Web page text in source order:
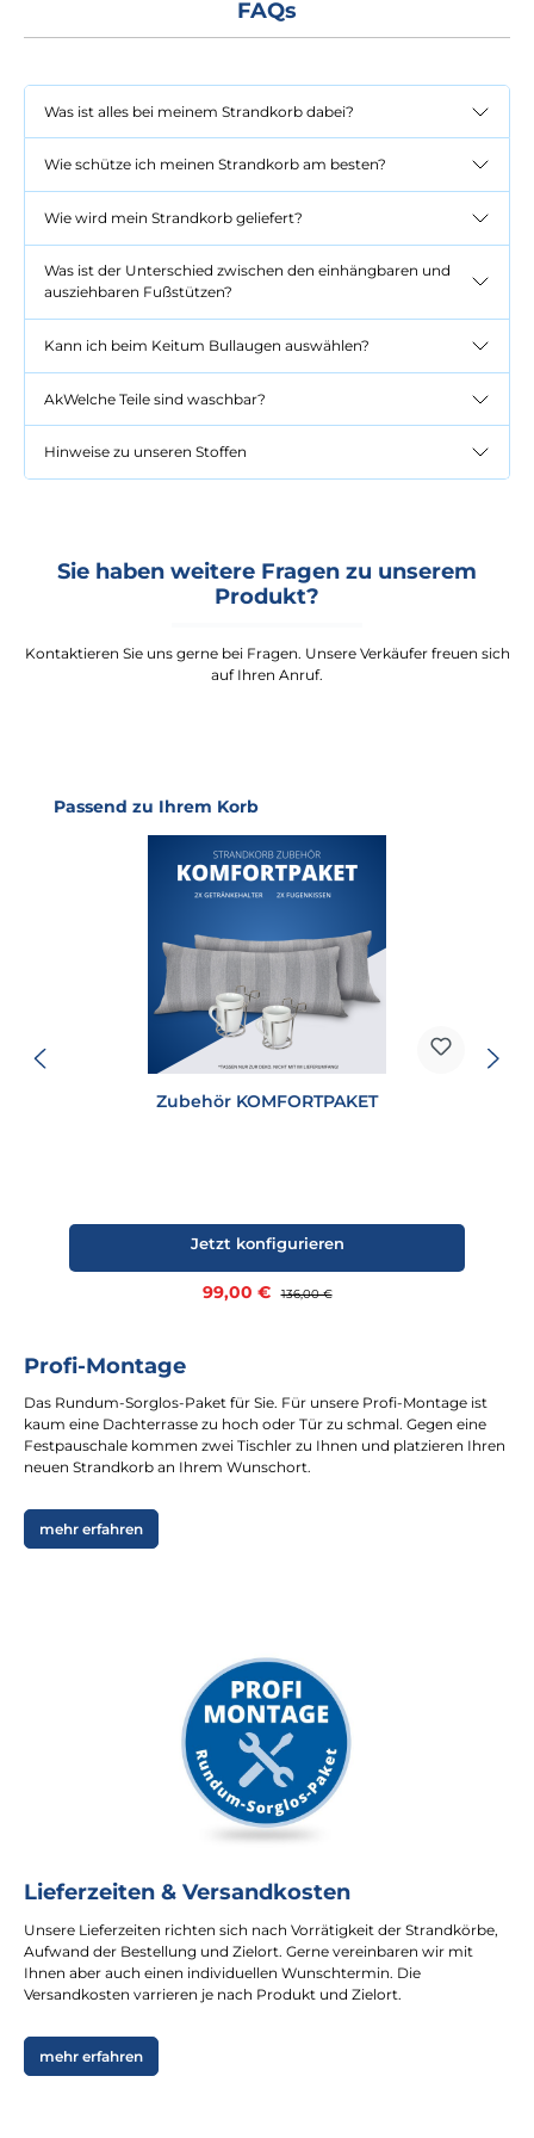
FAQs
Was ist alles bei meinem Strandkorb dabei?
Wie schütze ich meinen Strandkorb am besten?
Wie wird mein Strandkorb geliefert?
Was ist der Unterschied zwischen den einhängbaren und
ausziehbaren Fußstützen?
Kann ich beim Keitum Bullaugen auswählen?
AkWelche Teile sind waschbar?
Hinweise zu unseren Stoffen
Sie haben weitere Fragen zu unserem
Produkt?
Kontaktieren Sie uns gerne bei Fragen. Unsere Verkäufer freuen sich
auf Ihren Anruf.
Produktgalerie überspringen
Passend zu Ihrem Korb
Zubehör KOMFORTPAKET
Verkaufspreis:
99,00 € Regulärer Preis:
136,00 €
Jetzt konfigurieren
Profi-Montage
Das Rundum-Sorglos-Paket für Sie. Für unsere Profi-Montage ist
kaum eine Dachterrasse zu hoch oder Tür zu schmal. Gegen eine
Festpauschale kommen zwei Tischler zu Ihnen und platzieren Ihren
neuen Strandkorb an Ihrem Wunschort.
mehr erfahren
Lieferzeiten & Versandkosten
Unsere Lieferzeiten richten sich nach Vorrätigkeit der Strandkörbe,
Aufwand der Bestellung und Zielort. Gerne vereinbaren wir mit
Ihnen aber auch einen individuellen Wunschtermin. Die
Versandkosten varrieren je nach Produkt und Zielort.
mehr erfahren